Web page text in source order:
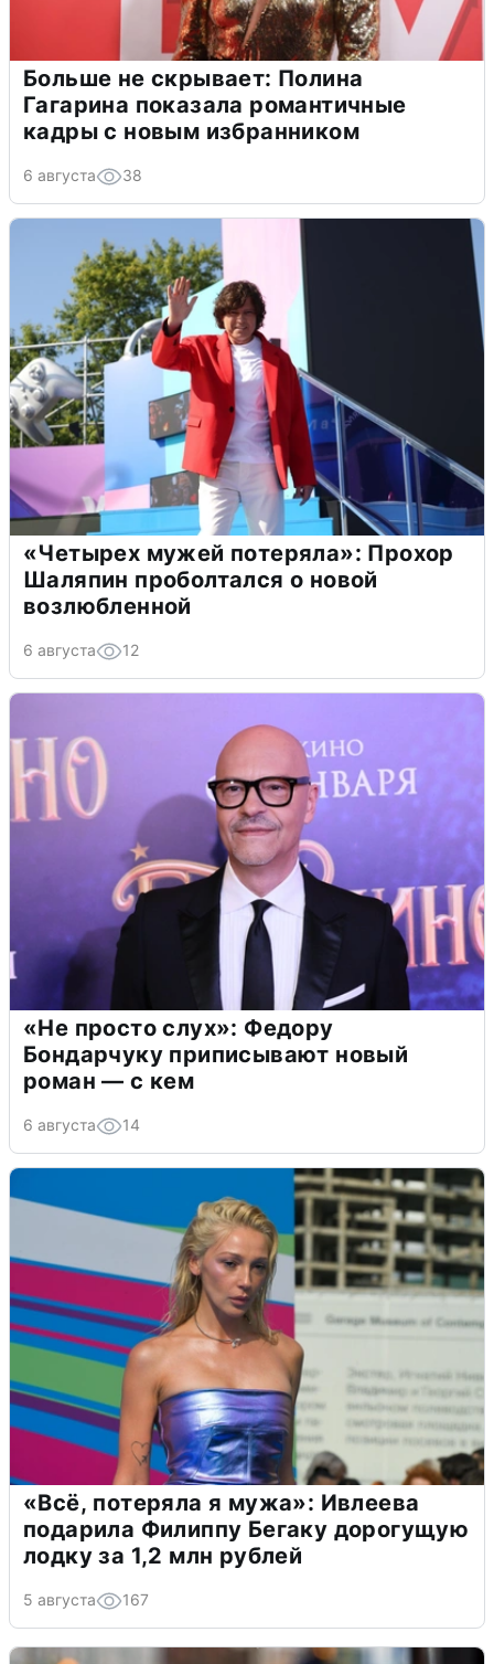
Больше не скрывает: Полина
Гагарина показала романтичные
кадры с новым избранником
6 августа 38
«Четырех мужей потеряла»: Прохор
Шаляпин проболтался о новой
возлюбленной
6 августа 12
«Не просто слух»: Федору
Бондарчуку приписывают новый
роман — с кем
6 августа 14
«Всё, потеряла я мужа»: Ивлеева
подарила Филиппу Бегаку дорогущую
лодку за 1,2 млн рублей
5 августа 167